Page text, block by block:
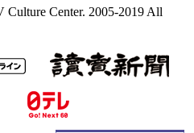
Center. 2005-2019 All